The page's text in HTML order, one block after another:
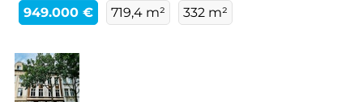
949.000 € 719,4 m² 332 m²